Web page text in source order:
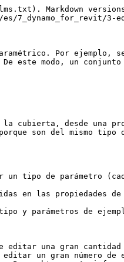
Markdown
7_dynamo_for_revit/3-
Por ejemplo,
este modo, un
cubierta, desde una
son del mismo
tipo de parámetro
en las propiedades
y parámetros de
una gran cantidad
un gran número de